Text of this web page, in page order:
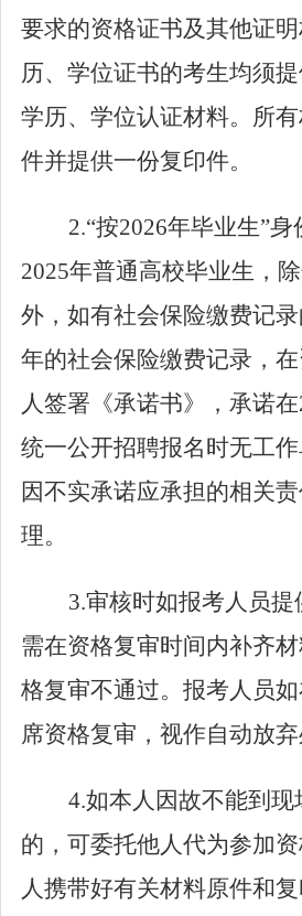
要求的资格证书及其他证
历、学位证书的考生均须
学历、学位认证材料。所
件并提供一份复印件。
2.“按2026年毕业生”身
2025年普通高校毕业生 ，
外， 如有社会保险缴费记录
年的社会保险缴费记录 ，
人签署《承诺书》，承诺
统一公开招聘报名时无工
因不实承诺应承担的相关
理。
3.审核时如报考人员提
需在资格复审时间内补齐
格复审不通过。报考人员
席资格复审，视作自动放弃
4.如本人因故不能到
的，可委托他人代为参加
人携带好有关材料原件和